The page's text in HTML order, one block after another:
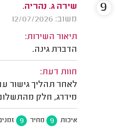
שירה ג. נהריה.
משוב: 12/07/2026
תיאור השירות:
הדברת גינה.
חוות דעת:
לאחר תהליך גישור
מידרג, חלק
איכות 9 מחיר 9
9